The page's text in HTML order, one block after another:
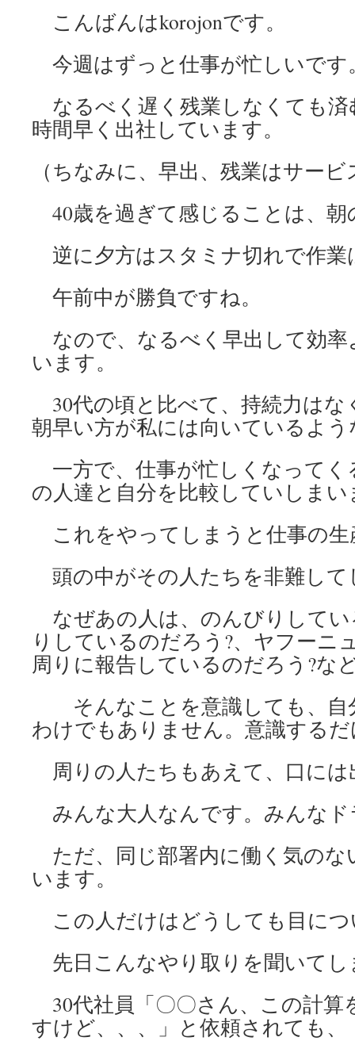
こんばんはkorojonです。
今週はずっと仕事が忙しいです
なるべく遅く残業しなくても済
時間早く出社しています。
（ちなみに、早出、残業はサー
40歳を過ぎて感じることは、朝
逆に夕方はスタミナ切れで作業
午前中が勝負ですね。
なので、なるべく早出して効
います。
30代の頃と比べて、持続力は
朝早い方が私には向いているよ
一方で、仕事が忙しくなってく
の人達と自分を比較していしまい
これをやってしまうと仕事の生
頭の中がその人たちを非難し
なぜあの人は、のんびりしてい
りしているのだろう?、ヤフーニ
周りに報告しているのだろう?な
そんなことを意識しても、自
わけでもありません。意識する
周りの人たちもあえて、口には
みんな大人なんです。みんな
ただ、同じ部署内に働く気のな
います。
この人だけはどうしても目に
先日こんなやり取りを聞いてし
30代社員「〇〇さん、この計算
すけど、、、」と依頼されても、